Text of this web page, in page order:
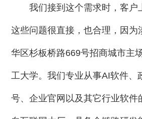
我们接到这个需求时，客户
这些问题很直接，也合理，因
华区杉板桥路669号招商城市主
工大学。我们专业从事AI软件、
号、企业官网以及其它行业软